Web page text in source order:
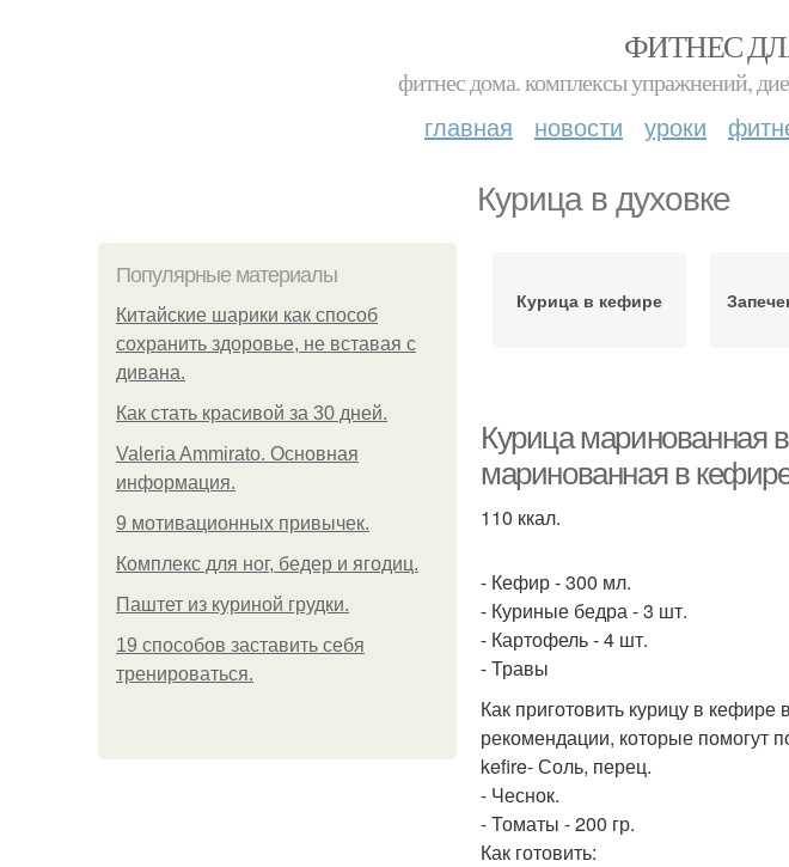
ФИТНЕС
фитнес дома. комплексы упражнений,
главная новости уроки
Курица в духовке
Популярные материалы
Китайские шарики как способ
сохранить здоровье, не вставая с
дивана.
Как стать красивой за 30 дней.
Valeria Ammirato. Основная
информация.
9 мотивационных привычек.
Комплекс для ног, бедер и ягодиц.
Паштет из куриной грудки.
19 способов заставить себя
тренироваться.
Курица в кефире
Курица маринованная
маринованная в
110 ккал.
- Кефир - 300 мл.
- Куриные бедра - 3 шт.
- Картофель - 4 шт.
- Травы
Как приготовить курицу в
рекомендации, которые помогут
kefire- Соль, перец.
- Чеснок.
- Томаты - 200 гр.
Как готовить: